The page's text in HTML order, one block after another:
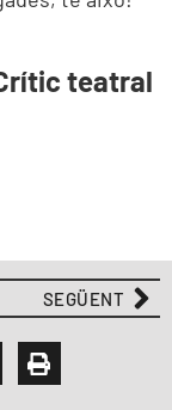
teatral
SEGÜENT